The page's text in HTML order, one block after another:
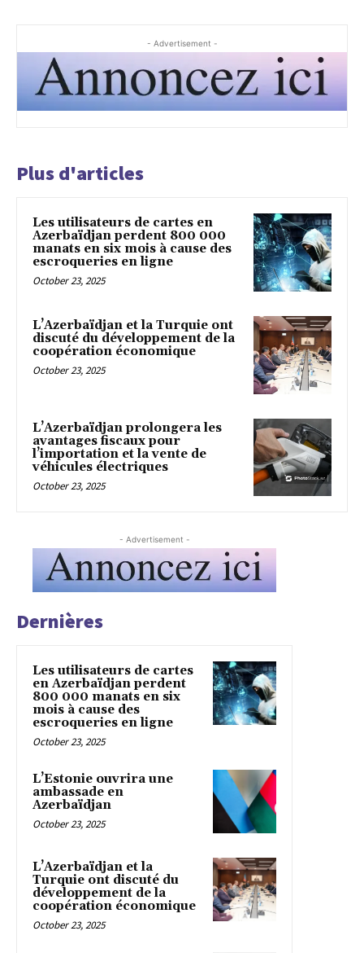
- Advertisement -
Plus d'articles
Les utilisateurs de cartes en
Azerbaïdjan perdent 800 000
manats en six mois à cause des
escroqueries en ligne
October 23, 2025
L’Azerbaïdjan et la Turquie ont
discuté du développement de la
coopération économique
October 23, 2025
L’Azerbaïdjan prolongera les
avantages fiscaux pour
l’importation et la vente de
véhicules électriques
October 23, 2025
- Advertisement -
Dernières
Les utilisateurs de cartes
en Azerbaïdjan perdent
800 000 manats en six
mois à cause des
escroqueries en ligne
October 23, 2025
L’Estonie ouvrira une
ambassade en
Azerbaïdjan
October 23, 2025
L’Azerbaïdjan et la
Turquie ont discuté du
développement de la
coopération économique
October 23, 2025